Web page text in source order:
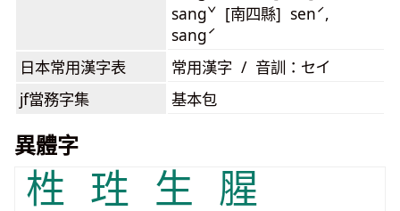
sangˇ [南四縣] senˊ,
sangˊ
日本常用漢字表 常用漢字 / 音訓：セイ
jf當務字集 基本包
異體字
栍 珄 生 腥